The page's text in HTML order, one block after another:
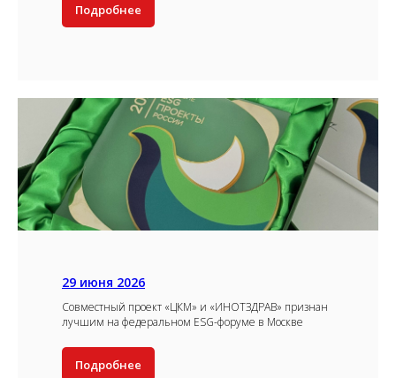
Подробнее
29 июня 2026
Совместный проект «ЦКМ» и «ИНОТЗДРАВ» признан
лучшим на федеральном ESG-форуме в Москве
Подробнее